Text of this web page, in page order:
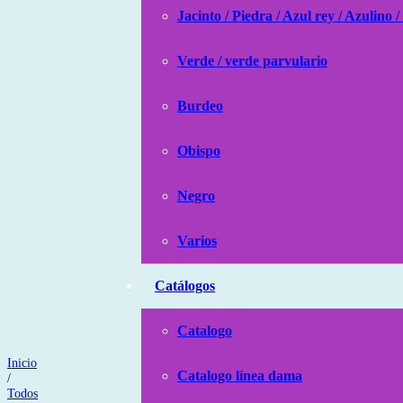
Jacinto / Piedra / Azul rey / Azulino /
Verde / verde parvulario
Burdeo
Obispo
Negro
Varios
Catálogos
Catalogo
Catalogo línea dama
Inicio
/
Todos